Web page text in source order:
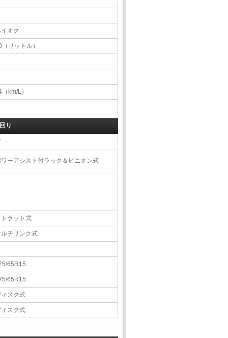
オク
（リットル）
km/L）
り
ーアシスト付ラック＆ピニオン式
ラット式
チリンク式
65R15
65R15
スク式
スク式